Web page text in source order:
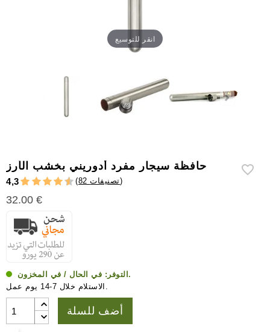
انقر للتوسيع
حافظة سيجار مفرد أدوريني بخشب الأرز
4,3 ( 82 تصنيفات)
32.00 €
التوفر: في الحال / في المخزون.
الاستلام خلال 7-14 يوم عمل.
أضف للسلة